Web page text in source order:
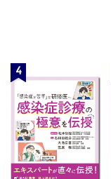
4